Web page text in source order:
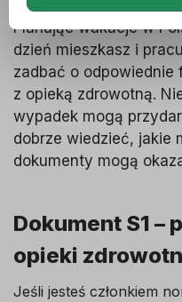
Planując wakacje w
dzień mieszkasz i
zadbać o odpowiednie
z opieką zdrowotną.
wypadek mogą
dobrze wiedzieć, jakie
dokumenty mogą
Dokument S1 –
opieki
Jeśli jesteś członkiem